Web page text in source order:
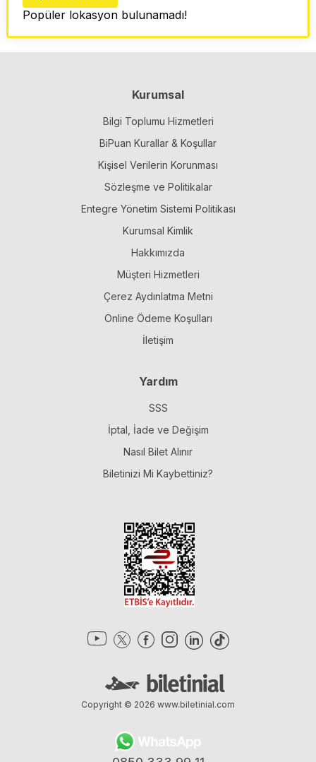
Popüler lokasyon bulunamadı!
Kurumsal
Bilgi Toplumu Hizmetleri
BiPuan Kurallar & Koşullar
Kişisel Verilerin Korunması
Sözleşme ve Politikalar
Entegre Yönetim Sistemi Politikası
Kurumsal Kimlik
Hakkımızda
Müşteri Hizmetleri
Çerez Aydınlatma Metni
Online Ödeme Koşulları
İletişim
Yardım
SSS
İptal, İade ve Değişim
Nasıl Bilet Alınır
Biletinizi Mi Kaybettiniz?
Copyright © 2026 www.biletinial.com